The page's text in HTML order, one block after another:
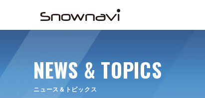
NEWS & TOPICS
ニュース＆トピックス